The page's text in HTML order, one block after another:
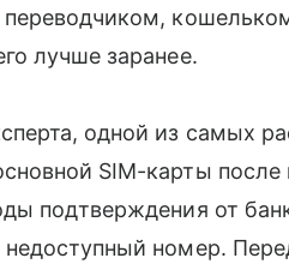
переводчиком,
лучше заранее.
одной из самых
SIM-карты
подтверждения от
недоступный номер.